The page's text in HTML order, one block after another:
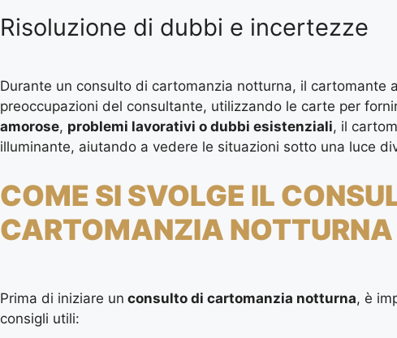
Risoluzione di dubbi e incertezze
Durante un consulto di cartomanzia notturna, il cartomante
preoccupazioni del consultante, utilizzando le carte per
amorose, problemi lavorativi o dubbi esistenziali, il
illuminante, aiutando a vedere le situazioni sotto una luce
COME SI SVOLGE IL
CARTOMANZIA NOTTURNA
Prima di iniziare un consulto di cartomanzia notturna, è
consigli utili: